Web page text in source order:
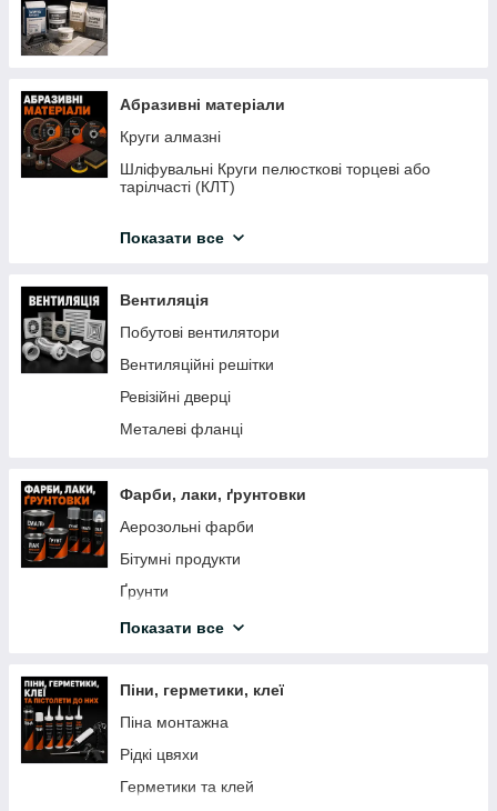
Абразивні матеріали
Круги алмазні
Шліфувальні Круги пелюсткові торцеві або
тарілчасті (КЛТ)
Відрізні кола по каменю
Кола зачистні коралові
Стрічка шліфувальна нескінченна
Борфрези твердосплавні по металу
Свердла і бури
Показати все
Вентиляція
Побутові вентилятори
Вентиляційні решітки
Ревізійні дверці
Металеві фланці
Фарби, лаки, ґрунтовки
Аерозольні фарби
Бітумні продукти
Ґрунти
Водоемульсійні фарби
Барвники
Лаки
Покриття для дерева
Розчинники
Показати все
Піни, герметики, клеї
Піна монтажна
Рідкі цвяхи
Герметики та клей